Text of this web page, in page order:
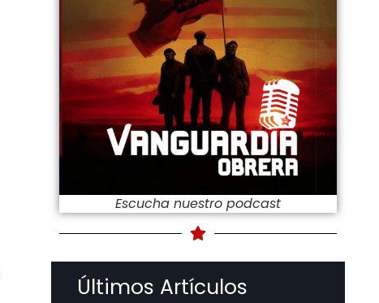
Escucha nuestro podcast
Últimos Artículos